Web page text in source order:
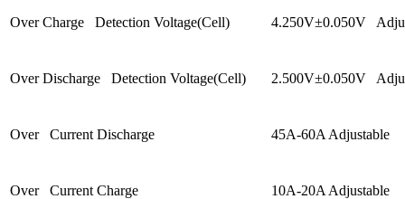
Over Charge Detection Voltage(Cell) 4.250V±0.050V
Over Discharge Detection Voltage(Cell) 2.500V±0.050V
Over Current Discharge 45A-60A Adjustable
Over Current Charge 10A-20A Adjustable